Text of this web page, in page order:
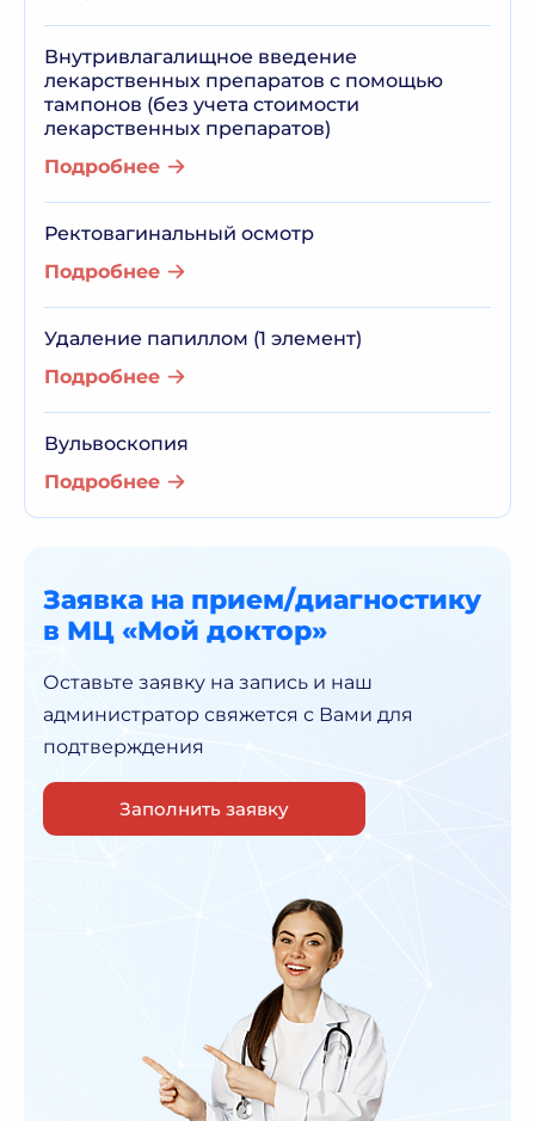
Внутривлагалищное введение
лекарственных препаратов с помощью
тампонов (без учета стоимости
лекарственных препаратов)
Подробнее
Ректовагинальный осмотр
Подробнее
Удаление папиллом (1 элемент)
Подробнее
Вульвоскопия
Подробнее
Заявка на прием/диагностику
в МЦ «Мой доктор»
Оставьте заявку на запись и наш
администратор свяжется с Вами для
подтверждения
Заполнить заявку